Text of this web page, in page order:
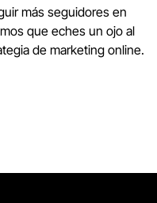
más seguidores en
que eches un ojo al
de marketing online.